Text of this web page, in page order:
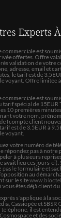
temps soit
Doris
Doris, hier, et
côtoie depuis
maintenant, ce
dans quel état
et pourquoi et
me cachant pas
en colère, ce
c'est plutôt
on le serait
de choses
l'évolution, elle
et du coup
Experts
commerciale est
offertes. Offre
validation de votre
adresse, email et
le tarif est de
voyant. Offre limitée
commerciale est
tarif spécial de
10 premières
votre nom,
(compte client
est de 3.5EUR à
voyant.
votre numéro de
répondez pas à
à plusieurs
avait lieu ces jours-ci).
pas le formulaire et
au
sur le site
êtes déjà client du
s'applique à la
Cassiopée et
il est
et des